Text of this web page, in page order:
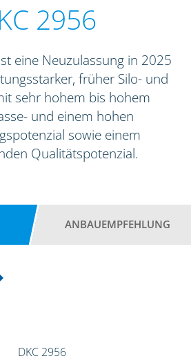
2956
eine Neuzulassung in 2025
früher Silo- und
sehr hohem bis hohem
und einem hohen
sowie einem
Qualitätspotenzial.
ANBAUEMPFEHLUNG